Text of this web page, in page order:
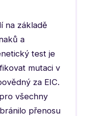
na základě
a
test je
mutaci v
za EIC.
všechny
přenosu